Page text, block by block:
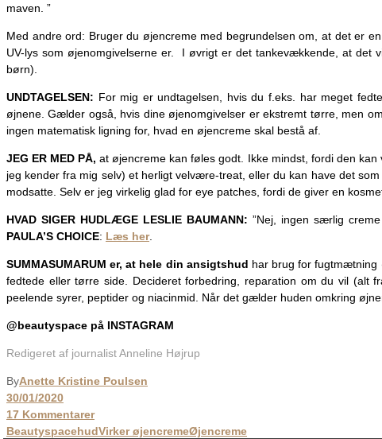
maven. ”
Med andre ord: Bruger du øjencreme med begrundelsen om, at det er
UV-lys som øjenomgivelserne er. I øvrigt er det tankevækkende, at
børn).
UNDTAGELSEN: For mig er undtagelsen, hvis du f.eks. har meget
øjnene. Gælder også, hvis dine øjenomgivelser er ekstremt tørre, men
ingen matematisk ligning for, hvad en øjencreme skal bestå af.
JEG ER MED PÅ,at øjencreme kan føles godt. Ikke mindst, fordi den
jeg kender fra mig selv) et herligt velvære-treat, eller du kan have det
modsatte. Selv er jeg virkelig glad for eye patches, fordi de giver en
HVAD SIGER HUDLÆGE LESLIE BAUMANN: ”Nej, ingen særlig
PAULA’S CHOICE: Læs her.
SUMMASUMARUM er, at hele din ansigtshud har brug for fugtmætning
fedtede eller tørre side. Decideret forbedring, reparation om du vil (alt
peelende syrer, peptider og niacinmid. Når det gælder huden omkring
@beautyspace på INSTAGRAM
Redigeret af journalist Anneline Højrup
ByAnette Kristine Poulsen
30/01/2020
17 Kommentarer
BeautyspacehudVirker øjencremeØjencreme